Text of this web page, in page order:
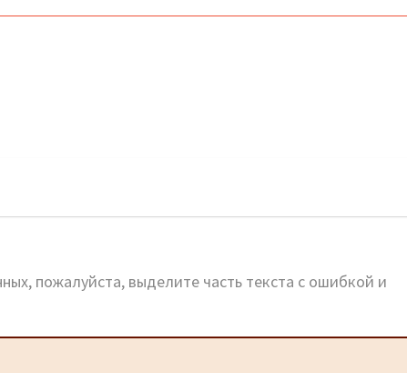
пожалуйста, выделите часть текста с ошибкой и